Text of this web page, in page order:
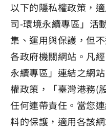
以下的隱私權政策，
司-環境永續專區」活
集、運用與保護，但
各政府機關網站。凡
永續專區」連結之網
權政策，「臺灣港務(
任何連帶責任。當您
料的保護，適用各該